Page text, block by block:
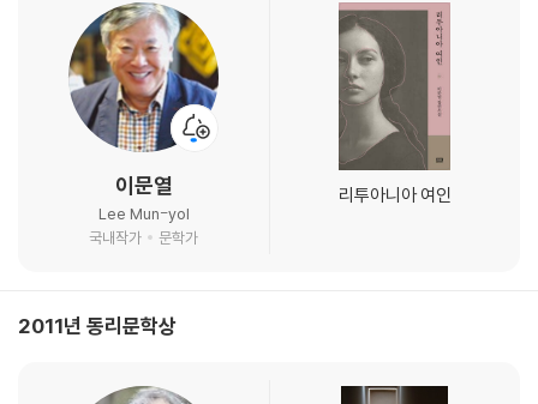
이문열
Lee Mun-yol
국내작가
문학가
리투아니아 여인
2011년 동리문학상